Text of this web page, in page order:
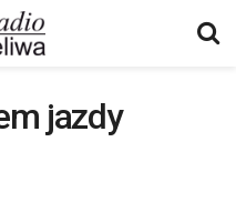
jazdy